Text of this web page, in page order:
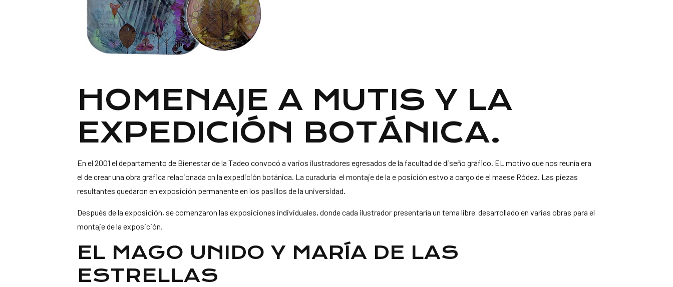
HOMENAJE A MUTIS Y LA
EXPEDICIÓN BOTÁNICA.
En el 2001 el departamento de Bienestar de la Tadeo convocó a varios ilustradores egresados de la facultad de diseño gráfico. EL motivo que nos reunía era
el de crear una obra gráfica relacionada cn la expedición botánica. La curaduría el montaje de la e posición estvo a cargo de el maese Ródez. Las piezas
resultantes quedaron en exposición permanente en los pasillos de la universidad.
Después de la exposición, se comenzaron las exposiciones individuales, donde cada ilustrador presentaría un tema libre desarrollado en varias obras para el
montaje de la exposición.
EL MAGO UNIDO Y MARÍA DE LAS
ESTRELLAS